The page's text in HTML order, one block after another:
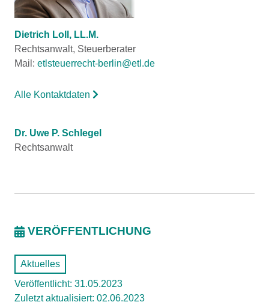
Dietrich Loll, LL.M.
Rechtsanwalt, Steuerberater
Mail: etlsteuerrecht-berlin@etl.de
Alle Kontaktdaten
Dr. Uwe P. Schlegel
Rechtsanwalt
VERÖFFENTLICHUNG
Aktuelles
Veröffentlicht: 31.05.2023
Zuletzt aktualisiert: 02.06.2023